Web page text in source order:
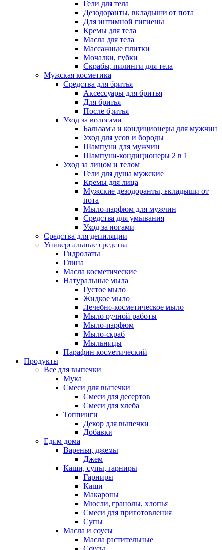
Гели для тела
Дезодоранты, вкладыши от пота
Для интимной гигиены
Кремы для тела
Масла для тела
Массажные плитки
Мочалки, губки
Скрабы, пилинги для тела
Мужская косметика
Средства для бритья
Аксессуары для бритья
Для бритья
После бритья
Уход за волосами
Бальзамы и кондиционеры для мужчин
Уход для усов и бороды
Шампуни для мужчин
Шампуни-кондиционеры 2 в 1
Уход за лицом и телом
Гели для душа мужские
Кремы для лица
Мужские дезодоранты, вкладыши от
пота
Мыло-парфюм для мужчин
Средства для умывания
Уход за ногами
Средства для депиляции
Универсальные средства
Гидролаты
Глина
Масла косметические
Натуральные мыла
Густое мыло
Жидкое мыло
Лечебно-косметическое мыло
Мыло ручной работы
Мыло-парфюм
Мыло-скраб
Мыльницы
Парафин косметический
Продукты
Все для выпечки
Мука
Смеси для выпечки
Смеси для десертов
Смеси для хлеба
Топпинги
Декор для выпечки
Добавки
Едим дома
Варенья, джемы
Джем
Каши, супы, гарниры
Гарниры
Каши
Макароны
Мюсли, гранолы, хлопья
Смеси для приготовления
Супы
Масла и соусы
Масла растительные
Соусы